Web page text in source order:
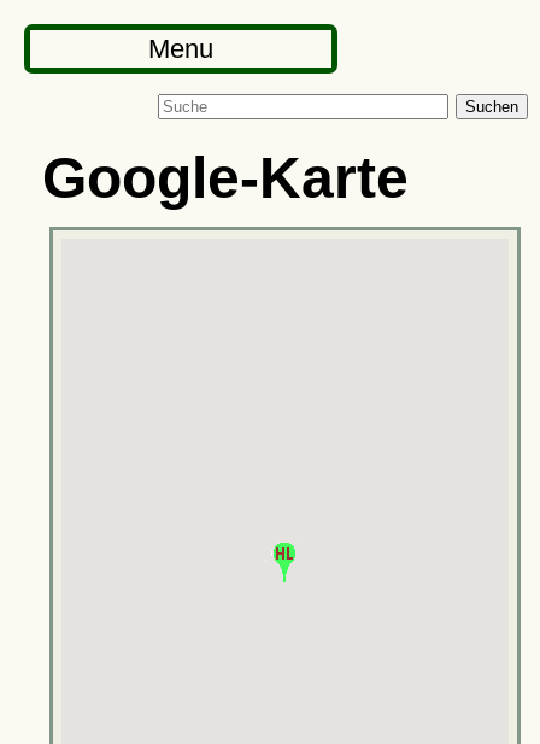
Menu
Suchen
Google-Karte